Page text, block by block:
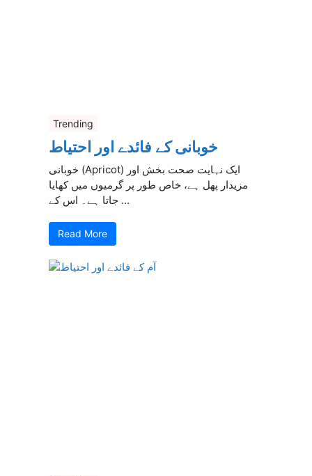
Trending
خوبانی کے فائدے اور احتیاط
خوبانی (Apricot) ایک نہایت صحت بخش اور
مزیدار پھل ہے، خاص طور پر گرمیوں میں کھایا
جاتا ہے۔ اس کے ...
Read More